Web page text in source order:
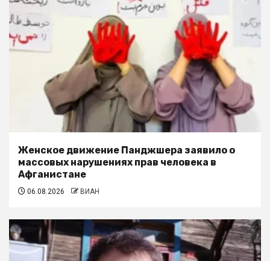
Женское движение Панджшера заявило о
массовых нарушениях прав человека в
Афганистане
06.08.2026 ВИАН